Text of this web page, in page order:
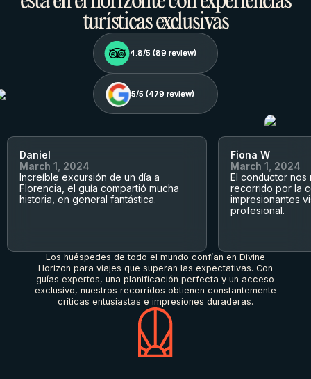
turísticas exclusivas
4.8/5 (89 review)
4.8/5 (89 review)
5/5 (479 review)
5/5 (479 review)
Daniel
March 1, 2024
Increíble excursión de un día a
Florencia, el guía compartió mucha
historia, en general fantástica.
Fiona W
March 1, 2024
El conductor
recorrido por la
impresionantes
profesional.
Los huéspedes de todo el mundo confían en Divine
Horizon para viajes que superan las expectativas. Con
guías expertos, una planificación perfecta y un acceso
exclusivo, nuestros recorridos obtienen constantemente
críticas entusiastas e impresiones duraderas.